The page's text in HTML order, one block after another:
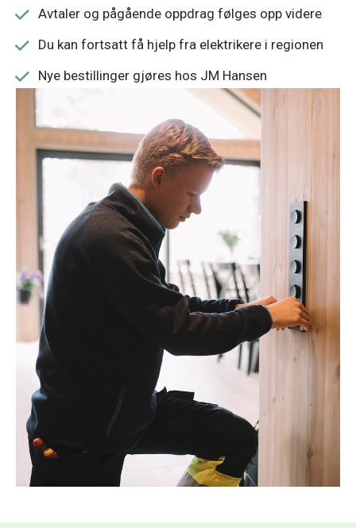
Avtaler og pågående oppdrag følges opp videre
Du kan fortsatt få hjelp fra elektrikere i regionen
Nye bestillinger gjøres hos JM Hansen